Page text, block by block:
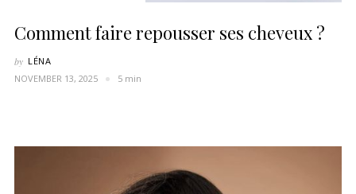
Comment faire repousser ses cheveux ?
by LÉNA
NOVEMBER 13, 2025
5 min